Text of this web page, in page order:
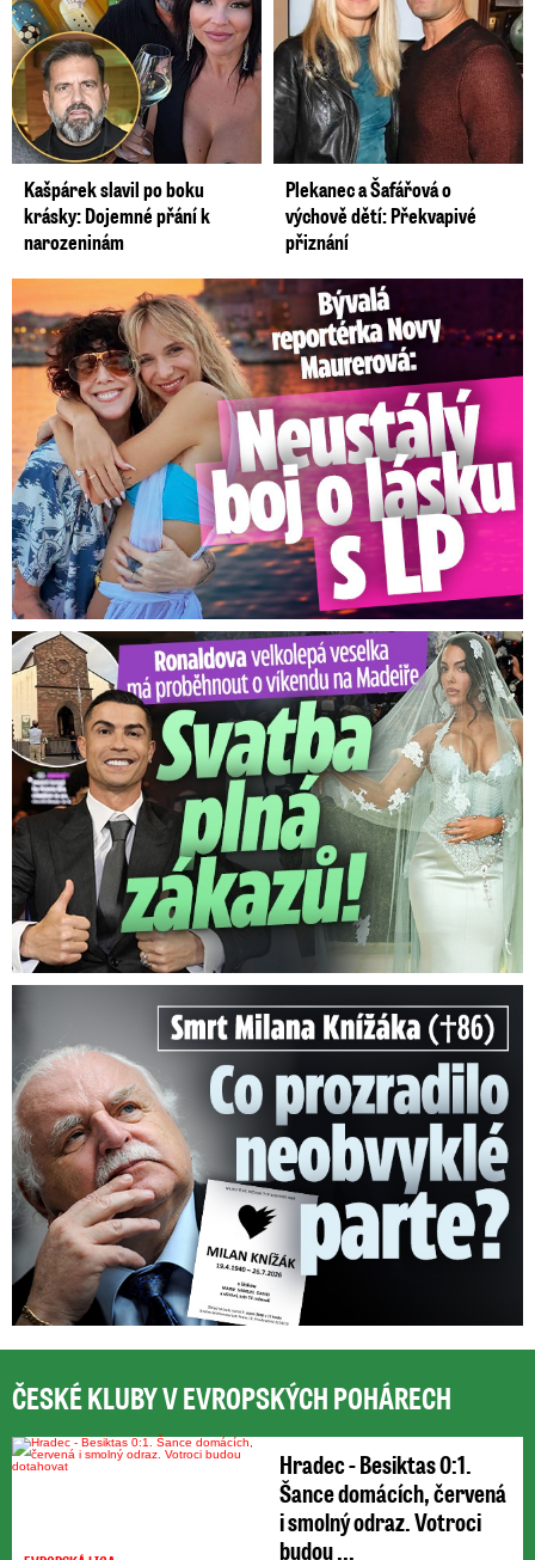
Kašpárek slavil po boku
krásky: Dojemné přání k
narozeninám
Plekanec a Šafářová o
výchově dětí: Překvapivé
přiznání
Bývalá reportérka Novy Maurerová: Neustálý boj o lásku s ...
Ronaldova velkolepá veselka na Madeiře: Svatba plná zákazů!
Smrt Milana Knížáka (†86): Co prozradilo neobvyklé parte?
ČESKÉ KLUBY V EVROPSKÝCH POHÁRECH
Hradec - Besiktas 0:1.
Šance domácích, červená
i smolný odraz. Votroci
budou ...